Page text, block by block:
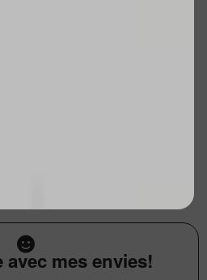
mes envies!